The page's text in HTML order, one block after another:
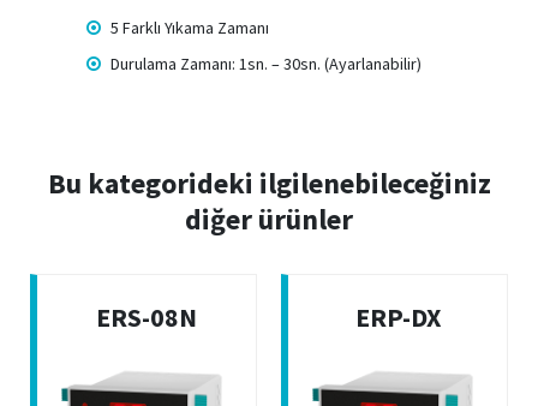
5 Farklı Yıkama Zamanı
Durulama Zamanı: 1sn. – 30sn. (Ayarlanabilir)
Bu kategorideki ilgilenebileceğiniz
diğer ürünler
ERS-08N ERP-DX